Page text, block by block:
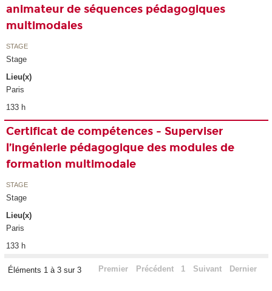
animateur de séquences pédagogiques
multimodales
STAGE
Stage
Lieu(x)
Paris
133 h
Certificat de compétences - Superviser
l’ingénierie pédagogique des modules de
formation multimodale
STAGE
Stage
Lieu(x)
Paris
133 h
Éléments 1 à 3 sur 3 Premier Précédent 1 Suivant Dernier